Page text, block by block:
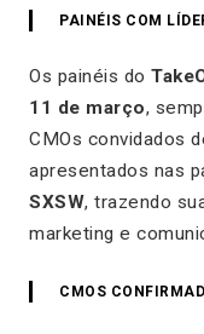
PAINÉIS COM
Os painéis do
11 de março,
CMOs convidados
apresentados nas
SXSW, trazendo
marketing e
CMOS